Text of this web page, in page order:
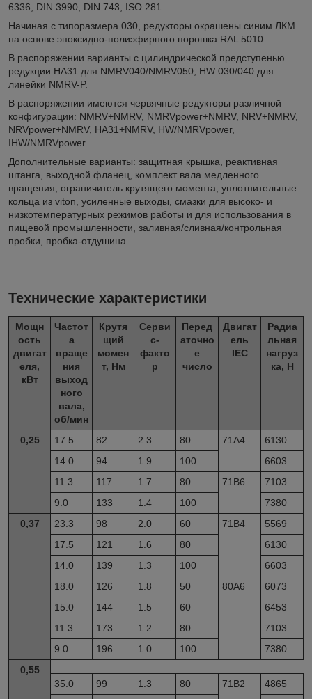
6336, DIN 3990, DIN 743, ISO 281.
Начиная с типоразмера 030, редукторы окрашены синим ЛКМ
на основе эпоксидно-полиэфирного порошка RAL 5010.
В распоряжении варианты с цилиндрической предступенью
редукции HA31 для NMRV040/NMRV050, HW 030/040 для
линейки NMRV-P.
В распоряжении имеются червячные редукторы различной
конфигурации: NMRV+NMRV, NMRVpower+NMRV, NRV+NMRV,
NRVpower+NMRV, HA31+NMRV, HW/NMRVpower,
IHW/NMRVpower.
Дополнительные варианты: защитная крышка, реактивная
штанга, выходной фланец, комплект вала медленного
вращения, ограничитель крутящего момента, уплотнительные
кольца из viton, усиленные выходы, смазки для высоко- и
низкотемпературных режимов работы и для использования в
пищевой промышленности, заливная/сливная/контрольная
пробки, пробка-отдушина.
Технические характеристики
Мощн
ость
двигат
еля,
кВт
Частот
а
враще
ния
выход
ного
вала,
об/мин
Крутя
щий
момен
т, Нм
Серви
с-
факто
р
Перед
аточно
е
число
Двигат
ель
IEC
Радиа
льная
нагруз
ка, Н
0,25 17.5 82 2.3 80 71А4
6130
14.0
94 1.9 100
6603
11.3
117 1.7 80 71В6
7103
9.0
133 1.4 100
7380
0,37
23.3 98 2.0 60 71B4
5569
17.5
121 1.6 80
6130
14.0
139 1.3 100
6603
18.0
126 1.8 50 80A6
6073
15.0
144 1.5 60
6453
11.3
173 1.2 80
7103
9.0
196 1.0 100
7380
0,55
35.0
99 1.3 80 71B2 4865